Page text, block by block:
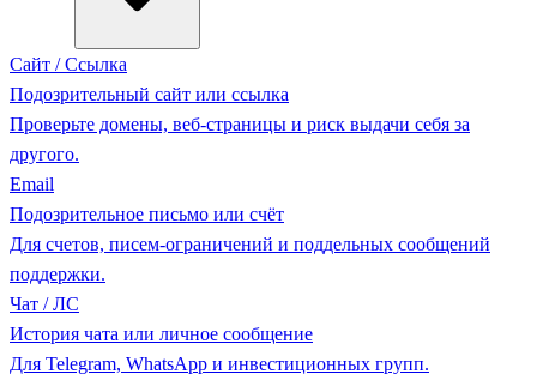
Сайт / Ссылка
Подозрительный сайт или ссылка
Проверьте домены, веб-страницы и риск выдачи себя за
другого.
Email
Подозрительное письмо или счёт
Для счетов, писем-ограничений и поддельных сообщений
поддержки.
Чат / ЛС
История чата или личное сообщение
Для Telegram, WhatsApp и инвестиционных групп.